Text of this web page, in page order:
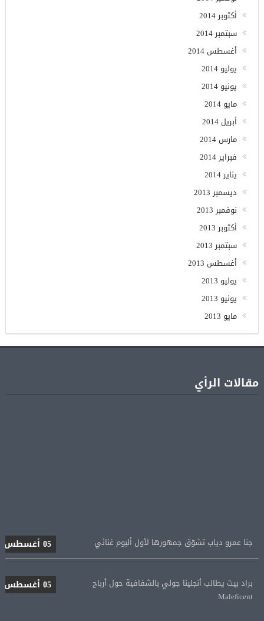
أكتوبر 2014
سبتمبر 2014
أغسطس 2014
يوليو 2014
يونيو 2014
مايو 2014
أبريل 2014
مارس 2014
فبراير 2014
يناير 2014
ديسمبر 2013
نوفمبر 2013
أكتوبر 2013
سبتمبر 2013
أغسطس 2013
يوليو 2013
يونيو 2013
مايو 2013
مقالات الرأي
05 أغسطس
05 أغسطس
Maleficent